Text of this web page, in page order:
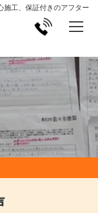
施工、保証付きのアフター